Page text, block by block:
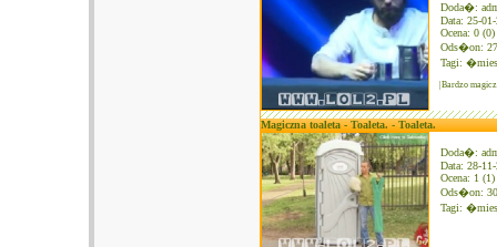
Doda�:
Data: 25-
Ocena: 0 (0)
Ods�on:
Tagi:
|Bardzo
Magiczna toaleta - Toaleta. - Toaleta.
Doda�:
Data: 28-
Ocena: 1 (1)
Ods�on:
Tagi: